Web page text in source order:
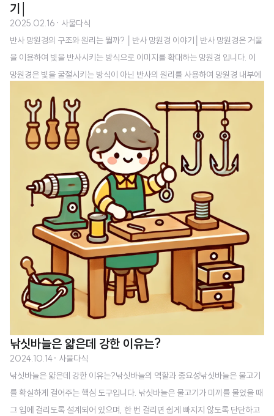
기│
2025.02.16 · 사물다식
반사 망원경의 구조와 원리는 뭘까? │반사 망원경 이야기│반사 망원경은 거울
을 이용하여 빛을 반사시키는 방식으로 이미지를 확대하는 망원경 입니다. 이
망원경은 빛을 굴절시키는 방식이 아닌 반사의 원리를 사용하여 망원경 내부에
리를 자세히 살펴보겠습니다.반사 망원경의 기본 구조반사 망원경은 기본적으
로 주경(Primary Mirror), 부경(Secondary Mirror), 접안렌즈(Eyepiece)
세 가지 주요 요소로 구성됩니다.주경(Primary Mirror)망원경의 가장 중요한
부분으로, 빛을 모으고 초점을 형성하는 큰 오목 거울입니다.일반적으로 포물면
(Parabolic) 거울 을 사용하여 빛을 한 점에 집중시킵니다.크기가 ..
낚싯바늘은 얇은데 강한 이유는?
2024.10.14· 사물다식
낚싯바늘은 얇은데 강한 이유는?낚싯바늘의 역할과 중요성낚싯바늘은 물고기
를 확실하게 걸어주는 핵심 도구입니다. 낚싯바늘은 물고기가 미끼를 물었을 때
그 입에 걸리도록 설계되어 있으며, 한 번 걸리면 쉽게 빠지지 않도록 단단하고